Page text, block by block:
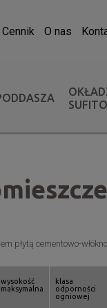
Cennik O nas
płytą cementowo-
wysokość
maksymalna
klasa
odporności
ogniowej